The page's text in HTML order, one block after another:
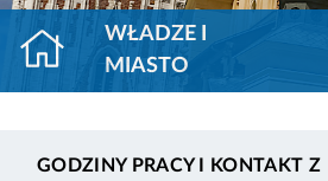
WŁADZE I
MIASTO
GODZINY PRACY I KONTAKT Z